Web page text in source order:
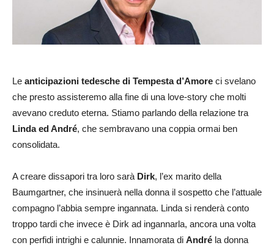
Le anticipazioni tedesche di Tempesta d’Amore ci svelano
che presto assisteremo alla fine di una love-story che molti
avevano creduto eterna. Stiamo parlando della relazione tra
Linda ed André, che sembravano una coppia ormai ben
consolidata.
A creare dissapori tra loro sarà Dirk, l’ex marito della
Baumgartner, che insinuerà nella donna il sospetto che l’attuale
compagno l’abbia sempre ingannata. Linda si renderà conto
troppo tardi che invece è Dirk ad ingannarla, ancora una volta
con perfidi intrighi e calunnie. Innamorata di André la donna